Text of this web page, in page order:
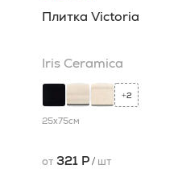
Плитка Victoria
Iris Ceramica
+2
25x75см
от 321 Р/ шт